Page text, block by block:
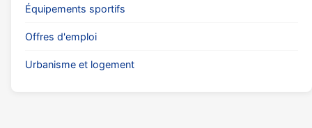
Équipements sportifs
Offres d'emploi
Urbanisme et logement